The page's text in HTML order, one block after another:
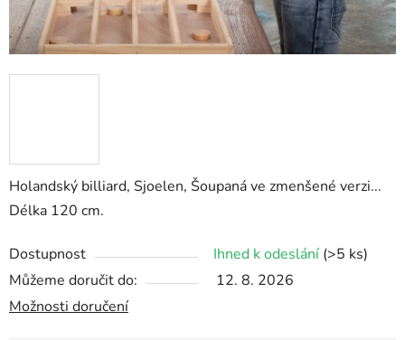
Holandský billiard, Sjoelen, Šoupaná ve zmenšené verzi...
Délka 120 cm.
Dostupnost Ihned k odeslání (>5 ks)
Můžeme doručit do:
12. 8. 2026
Možnosti doručení